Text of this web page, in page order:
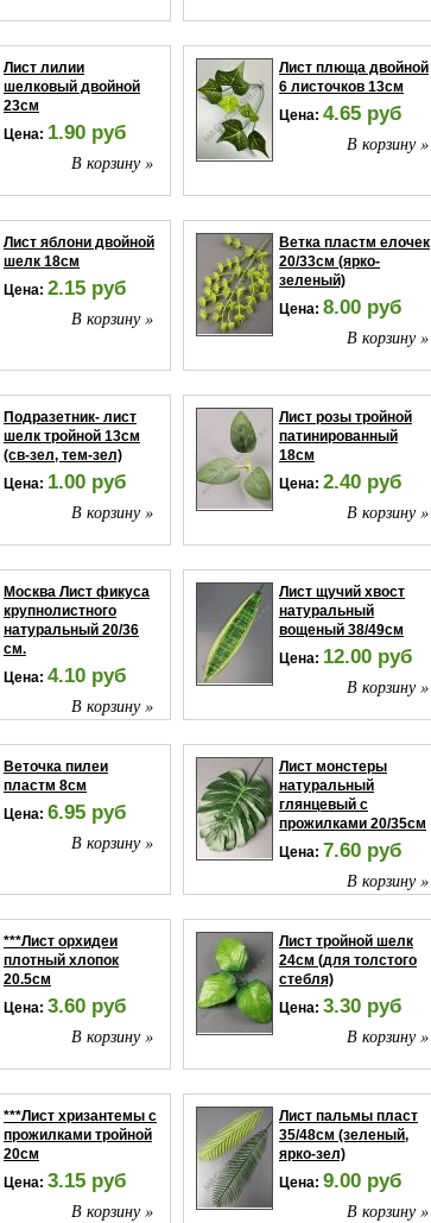
Лист лилии
шелковый двойной
23см
Цена: 1.90 руб
В корзину »
Лист плюща двойной
6 листочков 13см
Цена: 4.65 руб
В корзину »
Лист яблони двойной
шелк 18см
Цена: 2.15 руб
В корзину »
Ветка пластм елочек
20/33см (ярко-
зеленый)
Цена: 8.00 руб
В корзину »
Подразетник- лист
шелк тройной 13см
(св-зел, тем-зел)
Цена: 1.00 руб
В корзину »
Лист розы тройной
патинированный
18см
Цена: 2.40 руб
В корзину »
Москва Лист фикуса
крупнолистного
натуральный 20/36
см.
Цена: 4.10 руб
В корзину »
Лист щучий хвост
натуральный
вощеный 38/49см
Цена: 12.00 руб
В корзину »
Веточка пилеи
пластм 8см
Цена: 6.95 руб
В корзину »
Лист монстеры
натуральный
глянцевый с
прожилками 20/35см
Цена: 7.60 руб
В корзину »
***Лист орхидеи
плотный хлопок
20.5см
Цена: 3.60 руб
В корзину »
Лист тройной шелк
24см (для толстого
стебля)
Цена: 3.30 руб
В корзину »
***Лист хризантемы с
прожилками тройной
20см
Цена: 3.15 руб
В корзину »
Лист пальмы пласт
35/48см (зеленый,
ярко-зел)
Цена: 9.00 руб
В корзину »